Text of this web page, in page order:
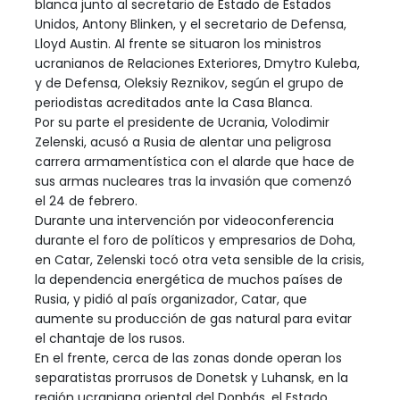
blanca junto al secretario de Estado de Estados
Unidos, Antony Blinken, y el secretario de Defensa,
Lloyd Austin. Al frente se situaron los ministros
ucranianos de Relaciones Exteriores, Dmytro Kuleba,
y de Defensa, Oleksiy Reznikov, según el grupo de
periodistas acreditados ante la Casa Blanca.
Por su parte el presidente de Ucrania, Volodimir
Zelenski, acusó a Rusia de alentar una peligrosa
carrera armamentística con el alarde que hace de
sus armas nucleares tras la invasión que comenzó
el 24 de febrero.
Durante una intervención por videoconferencia
durante el foro de políticos y empresarios de Doha,
en Catar, Zelenski tocó otra veta sensible de la crisis,
la dependencia energética de muchos países de
Rusia, y pidió al país organizador, Catar, que
aumente su producción de gas natural para evitar
el chantaje de los rusos.
En el frente, cerca de las zonas donde operan los
separatistas prorrusos de Donetsk y Luhansk, en la